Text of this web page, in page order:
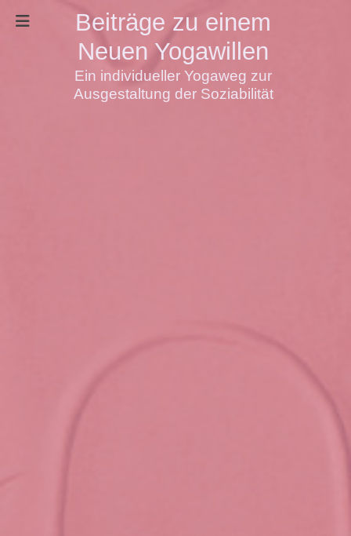
Beiträge zu einem
Neuen Yogawillen
Ein individueller Yogaweg zur
Ausgestaltung der Soziabilität